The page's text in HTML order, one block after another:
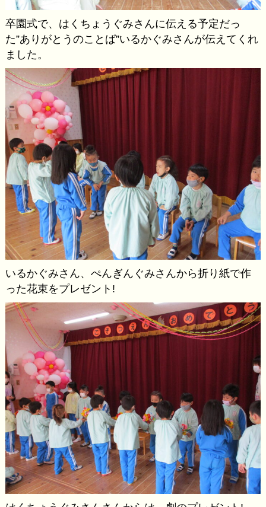
卒園式で、はくちょうぐみさんに伝える予定だっ
た”ありがとうのことば”いるかぐみさんが伝えてくれ
ました。
いるかぐみさん、ぺんぎんぐみさんから折り紙で作
った花束をプレゼント!